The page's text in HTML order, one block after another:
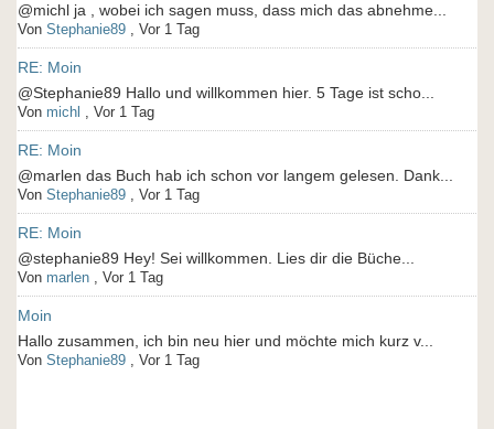
@michl ja , wobei ich sagen muss, dass mich das abnehme...
Von Stephanie89 , Vor 1 Tag
RE: Moin
@Stephanie89 Hallo und willkommen hier. 5 Tage ist scho...
Von michl , Vor 1 Tag
RE: Moin
@marlen das Buch hab ich schon vor langem gelesen. Dank...
Von Stephanie89 , Vor 1 Tag
RE: Moin
@stephanie89 Hey! Sei willkommen. Lies dir die Büche...
Von marlen , Vor 1 Tag
Moin
Hallo zusammen, ich bin neu hier und möchte mich kurz v...
Von Stephanie89 , Vor 1 Tag